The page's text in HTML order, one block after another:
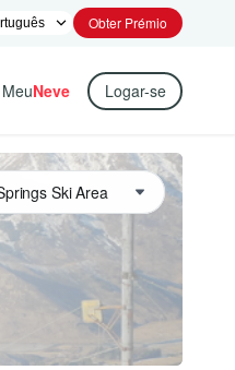
Obter Prémio
MeuNeve Logar-se